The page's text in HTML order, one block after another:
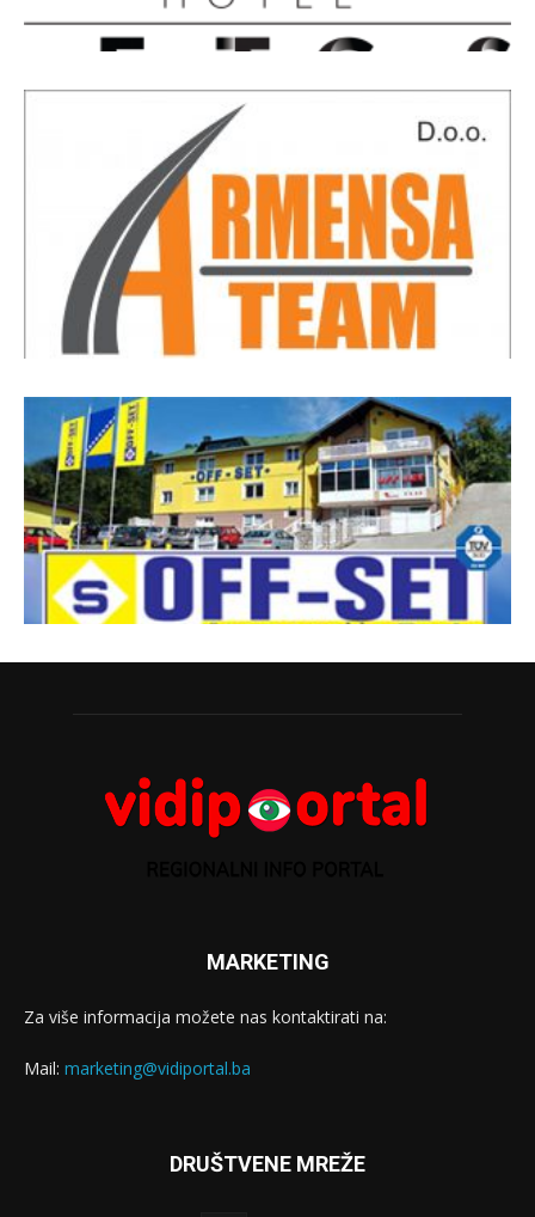
MARKETING
Za više informacija možete nas kontaktirati na:
Mail: marketing@vidiportal.ba
DRUŠTVENE MREŽE